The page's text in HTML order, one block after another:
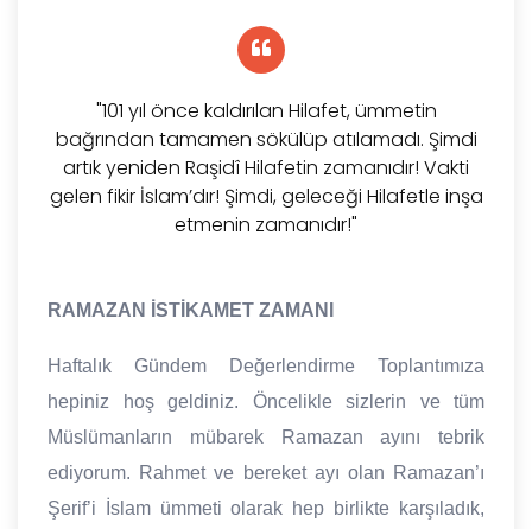
"101 yıl önce kaldırılan Hilafet, ümmetin
bağrından tamamen sökülüp atılamadı. Şimdi
artık yeniden Raşidî Hilafetin zamanıdır! Vakti
gelen fikir İslam’dır! Şimdi, geleceği Hilafetle inşa
etmenin zamanıdır!"
RAMAZAN İSTİKAMET ZAMANI
Haftalık Gündem Değerlendirme Toplantımıza
hepiniz hoş geldiniz. Öncelikle sizlerin ve tüm
Müslümanların mübarek Ramazan ayını tebrik
ediyorum. Rahmet ve bereket ayı olan Ramazan’ı
Şerif’i İslam ümmeti olarak hep birlikte karşıladık,